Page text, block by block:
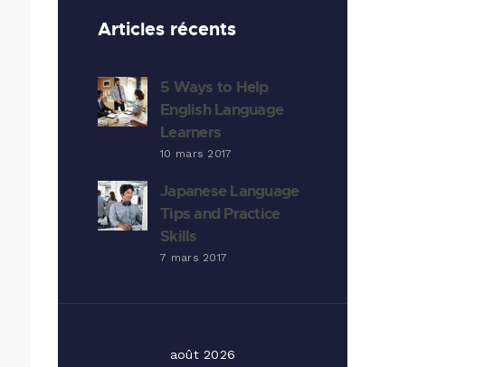
Articles récents
5 Ways to Help
English Language
Learners
10 mars 2017
Japanese Language
Tips and Practice
Skills
7 mars 2017
août 2026